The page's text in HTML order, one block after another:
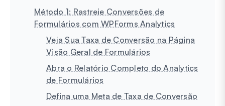
Método 1: Rastreie Conversões de
Formulários com WPForms Analytics
Veja Sua Taxa de Conversão na Página
Visão Geral de Formulários
Abra o Relatório Completo do Analytics
de Formulários
Defina uma Meta de Taxa de Conversão